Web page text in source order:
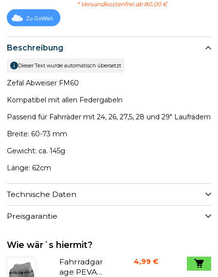
Beschreibung
Dieser Text wurde automatisch übersetzt
Zefal Abweiser FM60
Kompatibel mit allen Federgabeln
Passend für Fahrräder mit 24, 26, 27,5, 28 und 29" Laufrädern
Breite: 60-73 mm
Gewicht: ca. 145g
Länge: 62cm
Technische Daten
Preisgarantie
* Versandkostenfrei ab 80,00 €
Zu GoWish
Wie wär´s hiermit?
Fahrradgar
age PEVA
4,99 €